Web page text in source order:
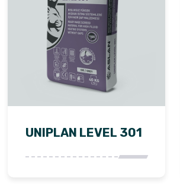
UNIPLAN LEVEL 301